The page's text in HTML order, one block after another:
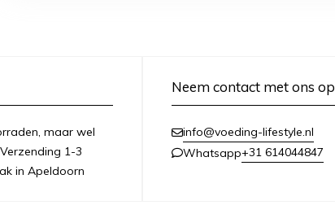
maar wel
1-3
in Apeldoorn
Neem contact met ons op
info@voeding-lifestyle.nl
Whatsapp+31 614044847